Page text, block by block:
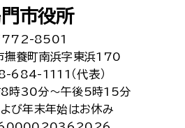
市役所
772-8501
撫養町南浜字東浜170
684-1111（代表）
8時30分～午後5時15分
び年末年始はお休み